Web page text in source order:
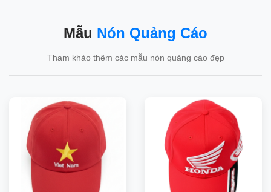
Mẫu Nón Quảng Cáo
Tham khảo thêm các mẫu nón quảng cáo đẹp